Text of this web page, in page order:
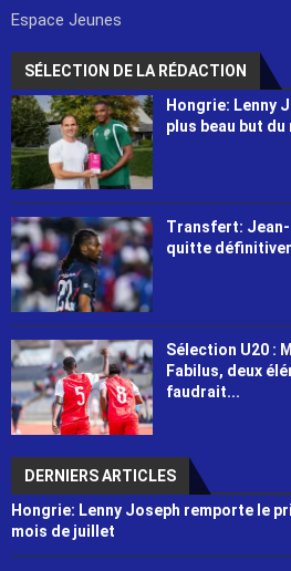
Espace Jeunes
SÉLECTION DE LA RÉDACTION
Hongrie: Lenny
plus beau but du
Transfert: Jean-
quitte
Sélection U20 :
Fabilus, deux
faudrait...
DERNIERS ARTICLES
Hongrie: Lenny Joseph remporte le
mois de juillet